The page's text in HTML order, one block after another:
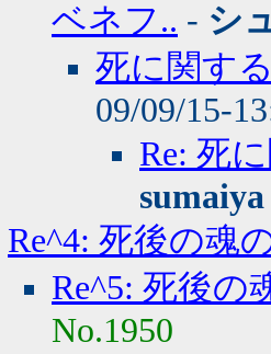
ベネフ.. - シ
死に関す
09/09/15-
Re: 死
sumaiya
Re^4: 死後の魂
Re^5: 死後の
No.1950